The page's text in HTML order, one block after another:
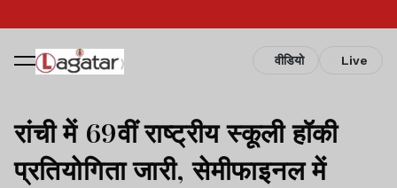
वीडियो Live
रांची में 69वीं राष्ट्रीय स्कूली हॉकी
प्रतियोगिता जारी, सेमीफाइनल में